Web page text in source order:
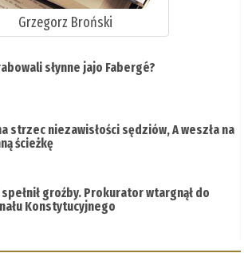
Grzegorz Broński
słynne jajo Fabergé?
strzec niezawisłości sędziów, A weszła na
ścieżkę
groźby. Prokurator wtargnął do
Konstytucyjnego